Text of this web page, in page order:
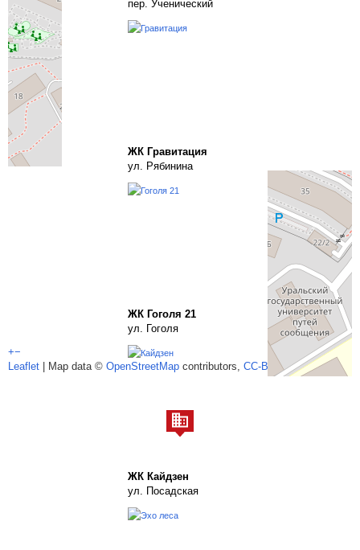
+−
Leaflet | Map data © OpenStreetMap contributors, CC-BY-SA
пер. Ученический
ЖК Гравитация
ул. Рябинина
ЖК Гоголя 21
ул. Гоголя
ЖК Кайдзен
ул. Посадская